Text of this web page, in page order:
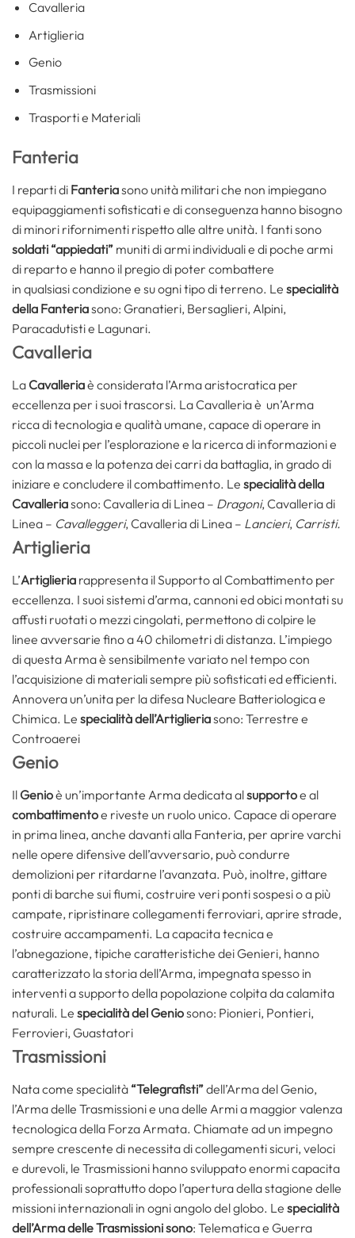
Cavalleria
Artiglieria
Genio
Trasmissioni
Trasporti e Materiali
Fanteria
I reparti di Fanteriasono unità militari che non impiegano
equipaggiamenti sofisticati e di conseguenza hanno bisogno
di minori rifornimenti rispetto alle altre unità. I fanti sono
soldati “appiedati” muniti di armi individuali e di poche armi
di reparto e hanno il pregio di poter combattere
in qualsiasi condizione e su ogni tipo di terreno. Le specialità
della Fanteriasono: Granatieri, Bersaglieri, Alpini,
Paracadutisti e Lagunari.
Cavalleria
La Cavalleriaè considerata l’Arma aristocratica per
eccellenza per i suoi trascorsi. La Cavalleria è un’Arma
ricca di tecnologia e qualità umane, capace di operare in
piccoli nuclei per l’esplorazione e la ricerca di informazioni e
con la massa e la potenza dei carri da battaglia, in grado di
iniziare e concludere il combattimento. Le specialità della
Cavalleriasono: Cavalleria di Linea – Dragoni, Cavalleria di
Linea – Cavalleggeri, Cavalleria di Linea – Lancieri, Carristi.
Artiglieria
L’Artiglieria rappresenta il Supporto al Combattimento per
eccellenza. I suoi sistemi d’arma, cannoni ed obici montati su
affusti ruotati o mezzi cingolati, permettono di colpire le
linee avversarie fino a 40 chilometri di distanza. L’impiego
di questa Arma è sensibilmente variato nel tempo con
l’acquisizione di materiali sempre più sofisticati ed efficienti.
Annovera un’unita per la difesa Nucleare Batteriologica e
Chimica. Le specialità dell’Artiglieriasono: Terrestre e
Controaerei
Genio
Il Genioè un’importante Arma dedicata alsupportoe al
combattimentoe riveste un ruolo unico. Capace di operare
in prima linea, anche davanti alla Fanteria, per aprire varchi
nelle opere difensive dell’avversario, può condurre
demolizioni per ritardarne l’avanzata. Può, inoltre, gittare
ponti di barche sui fiumi, costruire veri ponti sospesi o a più
campate, ripristinare collegamenti ferroviari, aprire strade,
costruire accampamenti. La capacita tecnica e
l’abnegazione, tipiche caratteristiche dei Genieri, hanno
caratterizzato la storia dell’Arma, impegnata spesso in
interventi a supporto della popolazione colpita da calamita
naturali. Le specialità del Geniosono: Pionieri, Pontieri,
Ferrovieri, Guastatori
Trasmissioni
Nata come specialità “Telegrafisti”dell’Arma del Genio,
l’Arma delle Trasmissioni e una delle Armi a maggior valenza
tecnologica della Forza Armata. Chiamate ad un impegno
sempre crescente di necessita di collegamenti sicuri, veloci
e durevoli, le Trasmissioni hanno sviluppato enormi capacita
professionali soprattutto dopo l’apertura della stagione delle
missioni internazionali in ogni angolo del globo. Le specialità
dell’Arma delle Trasmissioni sono: Telematica e Guerra